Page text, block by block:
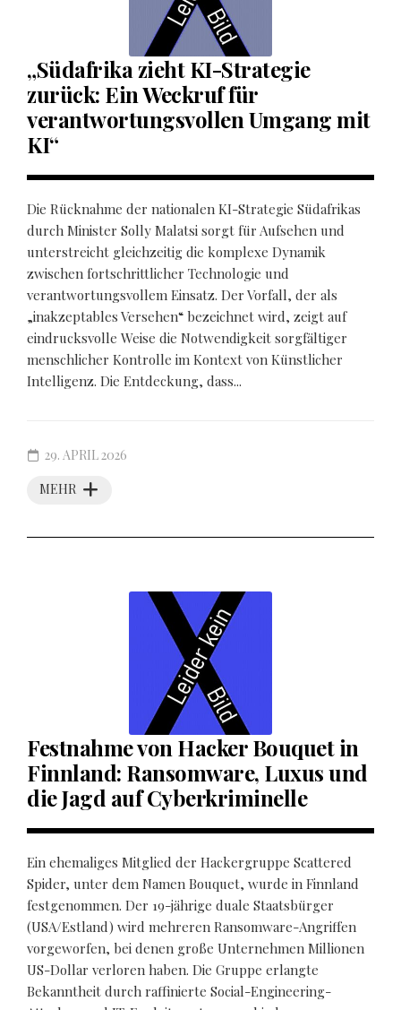
„Südafrika zieht KI-Strategie
zurück: Ein Weckruf für
verantwortungsvollen Umgang mit
KI“
Die Rücknahme der nationalen KI-Strategie Südafrikas
durch Minister Solly Malatsi sorgt für Aufsehen und
unterstreicht gleichzeitig die komplexe Dynamik
zwischen fortschrittlicher Technologie und
verantwortungsvollem Einsatz. Der Vorfall, der als
„inakzeptables Versehen“ bezeichnet wird, zeigt auf
eindrucksvolle Weise die Notwendigkeit sorgfältiger
menschlicher Kontrolle im Kontext von Künstlicher
Intelligenz. Die Entdeckung, dass...
MEHR
29. APRIL 2026
Festnahme von Hacker Bouquet in
Finnland: Ransomware, Luxus und
die Jagd auf Cyberkriminelle
Ein ehemaliges Mitglied der Hackergruppe Scattered
Spider, unter dem Namen Bouquet, wurde in Finnland
festgenommen. Der 19-jährige duale Staatsbürger
(USA/Estland) wird mehreren Ransomware-Angriffen
vorgeworfen, bei denen große Unternehmen Millionen
US-Dollar verloren haben. Die Gruppe erlangte
Bekanntheit durch raffinierte Social-Engineering-